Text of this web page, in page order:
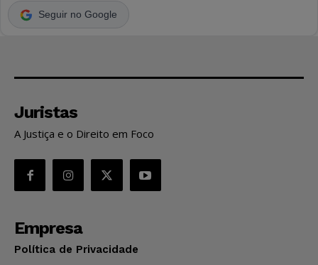
Seguir no Google
Juristas
A Justiça e o Direito em Foco
Empresa
Política de Privacidade